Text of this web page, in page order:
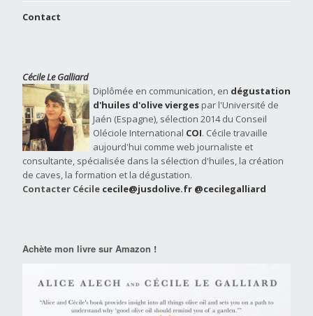
Contact
Cécile Le Galliard
Diplômée en communication, en dégustation
d'huiles d'olive vierges par l'Université de
Jaén (Espagne), sélection 2014 du Conseil
Oléciole International COI. Cécile travaille
aujourd'hui comme web journaliste et
consultante, spécialisée dans la sélection d'huiles, la création
de caves, la formation et la dégustation.
Contacter Cécile cecile@jusdolive.fr @cecilegalliard
Achète mon livre sur Amazon !